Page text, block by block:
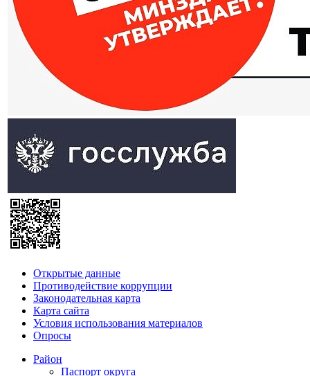
Открытые данные
Противодействие коррупции
Законодательная карта
Карта сайта
Условия использования материалов
Опросы
Район
Паспорт округа